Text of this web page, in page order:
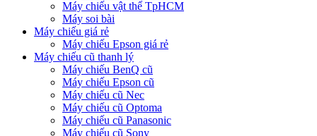
Máy chiếu vật thể TpHCM
Máy soi bài
Máy chiếu giá rẻ
Máy chiếu Epson giá rẻ
Máy chiếu cũ thanh lý
Máy chiếu BenQ cũ
Máy chiếu Epson cũ
Máy chiếu cũ Nec
Máy chiếu cũ Optoma
Máy chiếu cũ Panasonic
Máy chiếu cũ Sony